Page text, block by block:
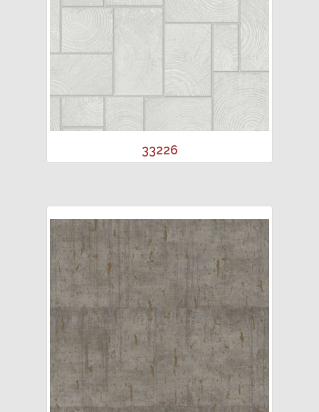
33226